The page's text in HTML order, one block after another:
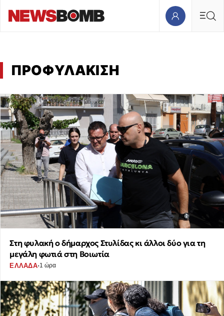
ΠΡΟΦΥΛΑΚΙΣΗ
Στη φυλακή ο δήμαρχος Στυλίδας κι άλλοι δύο για τη
μεγάλη φωτιά στη Βοιωτία
ΕΛΛΑΔΑ·1 ώρα